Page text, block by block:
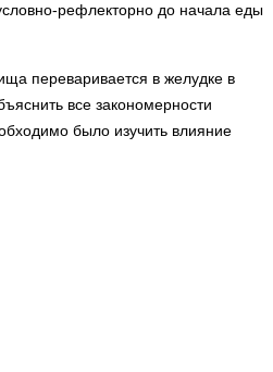
рефлекторно до начала еды
переваривается в желудке в
все закономерности
было изучить влияние